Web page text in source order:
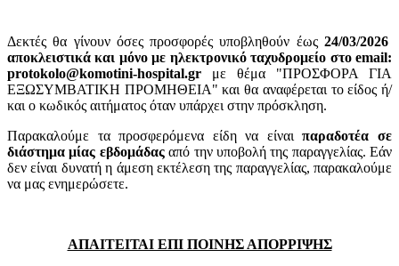
Δεκτές θα γίνουν όσες προσφορές υποβληθούν έως 24/03/2026
αποκλειστικά και μόνο με ηλεκτρονικό ταχυδρομείο στο email:
protokolo@komotini-hospital.gr με θέμα "ΠΡΟΣΦΟΡΑ ΓΙΑ
ΕΞΩΣΥΜΒΑΤΙΚΗ ΠΡΟΜΗΘΕΙΑ" και θα αναφέρεται το είδος ή/
και ο κωδικός αιτήματος όταν υπάρχει στην πρόσκληση.
Παρακαλούμε τα προσφερόμενα είδη να είναιπαραδοτέα σε
διάστημα μίας εβδομάδαςαπό την υποβολή της παραγγελίας. Εάν
δεν είναι δυνατή η άμεση εκτέλεση της παραγγελίας, παρακαλούμε
να μας ενημερώσετε.
ΑΠΑΙΤΕΙΤΑΙ ΕΠΙ ΠΟΙΝΗΣ ΑΠΟΡΡΙΨΗΣ